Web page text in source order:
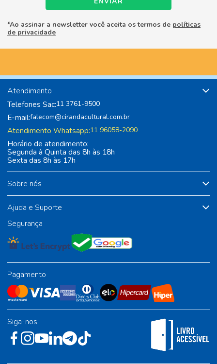
*Ao assinar a newsletter você aceita os termos de políticas
de privacidade
Sobre nós
Ajuda e Suporte
Atendimento
Telefones Sac:11 3761-9500
E-mail:falecom@cirandacultural.com.br
Atendimento Whatsapp:11 96058-2090
Horário de atendimento:
Segunda à Quinta das 8h às 18h
Sexta das 8h às 17h
Segurança
Pagamento
Siga-nos